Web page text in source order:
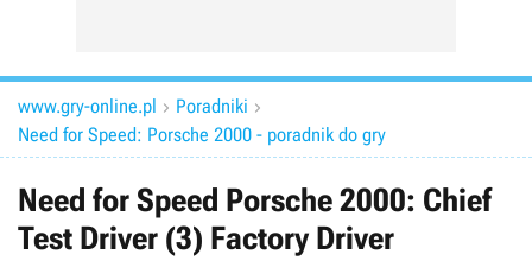
www.gry-online.pl  Poradniki 
Need for Speed: Porsche 2000 - poradnik do gry
Need for Speed Porsche 2000: Chief
Test Driver (3) Factory Driver